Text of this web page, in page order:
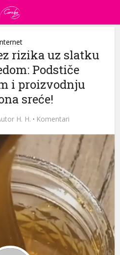
rizika uz slatku
Podstiče
i proizvodnju
sreće!
H. H. · Komentari